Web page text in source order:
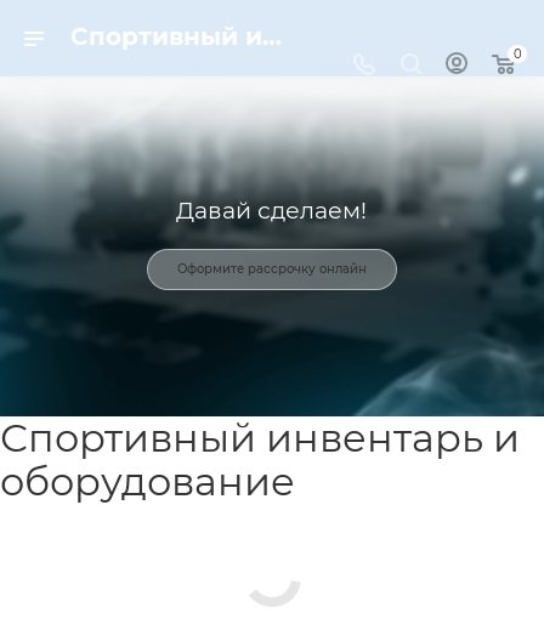
Спортивный инвентарь и оборудование для спорта в Москве | Dynamic-Sport
0
Давай сделаем!
Оформите рассрочку онлайн
Спортивный инвентарь и
оборудование